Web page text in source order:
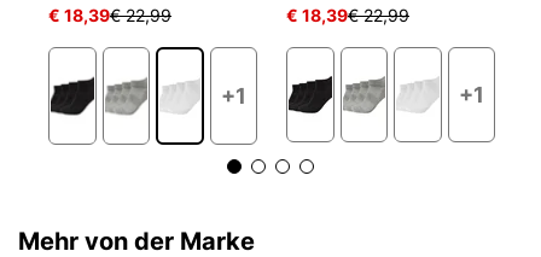
€ 18,39€ 22,99
+1
€ 18,39€ 22,99
+1
Mehr von der Marke